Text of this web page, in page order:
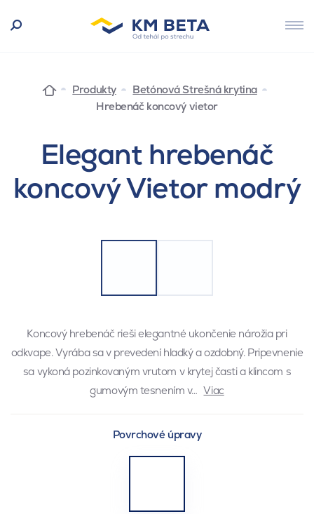
Produkty
Betónová Strešná krytina
Hrebenáč koncový vietor
Elegant hrebenáč
koncový Vietor modrý
Koncový hrebenáč rieši elegantné ukončenie nárožia pri
odkvape. Vyrába sa v prevedení hladký a ozdobný. Pripevnenie
sa vykoná pozinkovaným vrutom v krytej časti a klincom s
gumovým tesnením v… Viac
Povrchové úpravy